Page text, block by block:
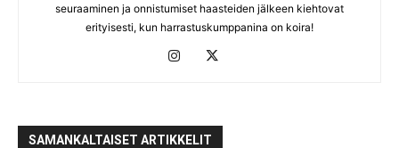
seuraaminen ja onnistumiset haasteiden jälkeen kiehtovat
erityisesti, kun harrastuskumppanina on koira!
SAMANKALTAISET ARTIKKELIT